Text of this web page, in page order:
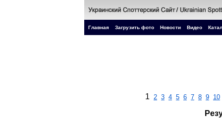
Главная Загрузить фото Новости Видео
1 2 3 4 5 6 7 8 9 10